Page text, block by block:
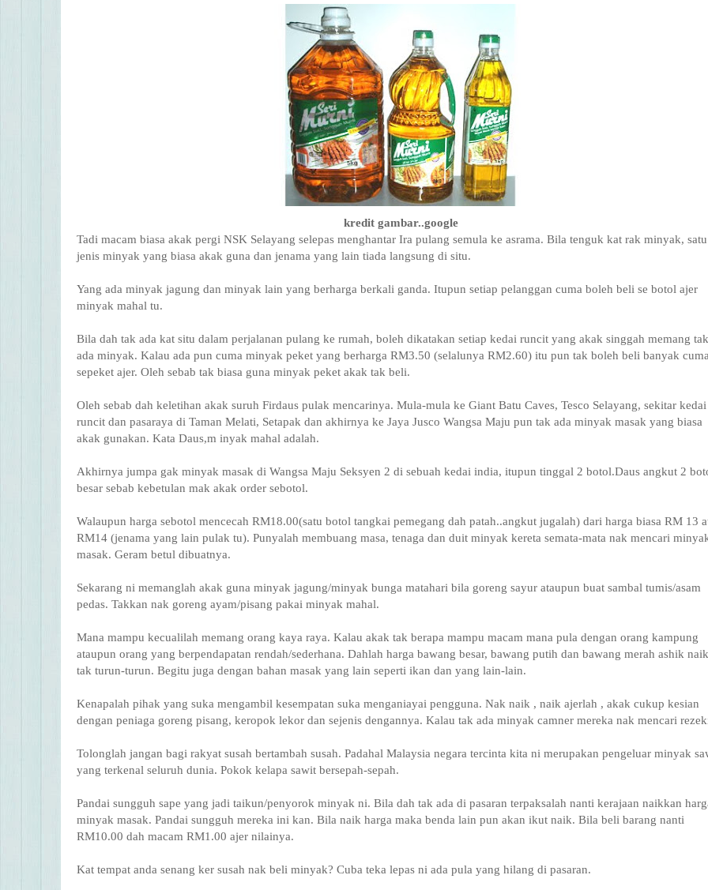
kredit gambar..google
Tadi macam biasa akak pergi NSK Selayang selepas menghantar Ira pulang semula ke asrama. Bila tenguk kat rak minyak, satu
jenis minyak yang biasa akak guna dan jenama yang lain tiada langsung di situ.
Yang ada minyak jagung dan minyak lain yang berharga berkali ganda. Itupun setiap pelanggan cuma boleh beli se botol ajer
minyak mahal tu.
Bila dah tak ada kat situ dalam perjalanan pulang ke rumah, boleh dikatakan setiap kedai runcit yang akak singgah memang tak
ada minyak. Kalau ada pun cuma minyak peket yang berharga RM3.50 (selalunya RM2.60) itu pun tak boleh beli banyak
sepeket ajer. Oleh sebab tak biasa guna minyak peket akak tak beli.
Oleh sebab dah keletihan akak suruh Firdaus pulak mencarinya. Mula-mula ke Giant Batu Caves, Tesco Selayang, sekitar kedai
runcit dan pasaraya di Taman Melati, Setapak dan akhirnya ke Jaya Jusco Wangsa Maju pun tak ada minyak masak yang biasa
akak gunakan. Kata Daus,m inyak mahal adalah.
Akhirnya jumpa gak minyak masak di Wangsa Maju Seksyen 2 di sebuah kedai india, itupun tinggal 2 botol.Daus angkut 2
besar sebab kebetulan mak akak order sebotol.
Walaupun harga sebotol mencecah RM18.00(satu botol tangkai pemegang dah patah..angkut jugalah) dari harga biasa RM 13
RM14 (jenama yang lain pulak tu). Punyalah membuang masa, tenaga dan duit minyak kereta semata-mata nak mencari
masak. Geram betul dibuatnya.
Sekarang ni memanglah akak guna minyak jagung/minyak bunga matahari bila goreng sayur ataupun buat sambal tumis/asam
pedas. Takkan nak goreng ayam/pisang pakai minyak mahal.
Mana mampu kecualilah memang orang kaya raya. Kalau akak tak berapa mampu macam mana pula dengan orang kampung
ataupun orang yang berpendapatan rendah/sederhana. Dahlah harga bawang besar, bawang putih dan bawang merah ashik naik
tak turun-turun. Begitu juga dengan bahan masak yang lain seperti ikan dan yang lain-lain.
Kenapalah pihak yang suka mengambil kesempatan suka menganiayai pengguna. Nak naik , naik ajerlah , akak cukup kesian
dengan peniaga goreng pisang, keropok lekor dan sejenis dengannya. Kalau tak ada minyak camner mereka nak mencari
Tolonglah jangan bagi rakyat susah bertambah susah. Padahal Malaysia negara tercinta kita ni merupakan pengeluar minyak
yang terkenal seluruh dunia. Pokok kelapa sawit bersepah-sepah.
Pandai sungguh sape yang jadi taikun/penyorok minyak ni. Bila dah tak ada di pasaran terpaksalah nanti kerajaan naikkan
minyak masak. Pandai sungguh mereka ini kan. Bila naik harga maka benda lain pun akan ikut naik. Bila beli barang nanti
RM10.00 dah macam RM1.00 ajer nilainya.
Kat tempat anda senang ker susah nak beli minyak? Cuba teka lepas ni ada pula yang hilang di pasaran.